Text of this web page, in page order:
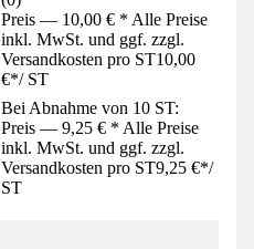
Preis — 10,00 € * Alle Preise
inkl. MwSt. und ggf. zzgl.
Versandkosten pro ST10,00
€*/ ST
Bei Abnahme von 10 ST:
Preis — 9,25 € * Alle Preise
inkl. MwSt. und ggf. zzgl.
Versandkosten pro ST9,25 €*/
ST